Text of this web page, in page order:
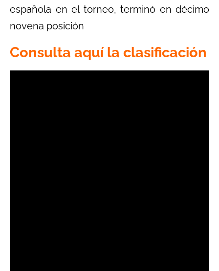
española en el torneo, terminó en décimo
novena posición
Consulta aquí la clasificación